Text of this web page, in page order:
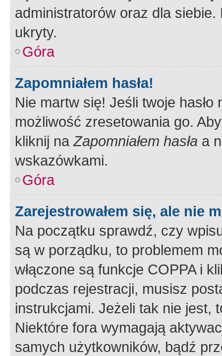
administratorów oraz dla
ukryty.
Góra
Zapomniałem hasła!
Nie martw się! Jeśli twoje
możliwość zresetowania go.
kliknij naZapomniałem hasła a
wskazówkami.
Góra
Zarejestrowałem się, ale nie
Na początku sprawdź, czy
są w porządku, to problemem
włączone są funkcje COPPA i
podczas rejestracji, musisz
instrukcjami. Jeżeli tak nie jest,
Niektóre fora wymagają
samych użytkowników, bądź